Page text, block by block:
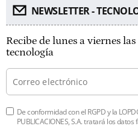
NEWSLETTER -
Recibe de lunes a viernes
tecnología
De conformidad con el RGPD y la
PUBLICACIONES, S.A. tratará los